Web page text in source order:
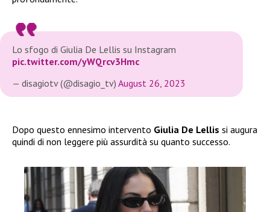
Lo sfogo di Giulia De Lellis su Instagram
pic.twitter.com/yWQrcv3Hmc
— disagiotv (@disagio_tv) August 26, 2023
Dopo questo ennesimo intervento Giulia De Lellis si augura
quindi di non leggere più assurdità su quanto successo.